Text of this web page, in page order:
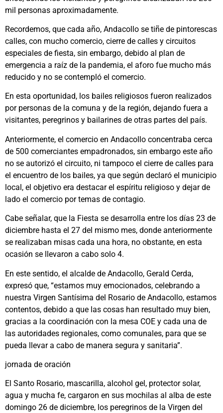
mil personas aproximadamente.
Recordemos, que cada año, Andacollo se tiñe de pintorescas
calles, con mucho comercio, cierre de calles y circuitos
especiales de fiesta, sin embargo, debido al plan de
emergencia a raíz de la pandemia, el aforo fue mucho más
reducido y no se contempló el comercio.
En esta oportunidad, los bailes religiosos fueron realizados
por personas de la comuna y de la región, dejando fuera a
visitantes, peregrinos y bailarines de otras partes del país.
Anteriormente, el comercio en Andacollo concentraba cerca
de 500 comerciantes empadronados, sin embargo este año
no se autorizó el circuito, ni tampoco el cierre de calles para
el encuentro de los bailes, ya que según declaró el municipio
local, el objetivo era destacar el espíritu religioso y dejar de
lado el comercio por temas de contagio.
Cabe señalar, que la Fiesta se desarrolla entre los días 23 de
diciembre hasta el 27 del mismo mes, donde anteriormente
se realizaban misas cada una hora, no obstante, en esta
ocasión se llevaron a cabo solo 4.
En este sentido, el alcalde de Andacollo, Gerald Cerda,
expresó que, “estamos muy emocionados, celebrando a
nuestra Virgen Santísima del Rosario de Andacollo, estamos
contentos, debido a que las cosas han resultado muy bien,
gracias a la coordinación con la mesa COE y cada una de
las autoridades regionales, como comunales, para que se
pueda llevar a cabo de manera segura y sanitaria”.
jornada de oración
El Santo Rosario, mascarilla, alcohol gel, protector solar,
agua y mucha fe, cargaron en sus mochilas al alba de este
domingo 26 de diciembre, los peregrinos de la Virgen del